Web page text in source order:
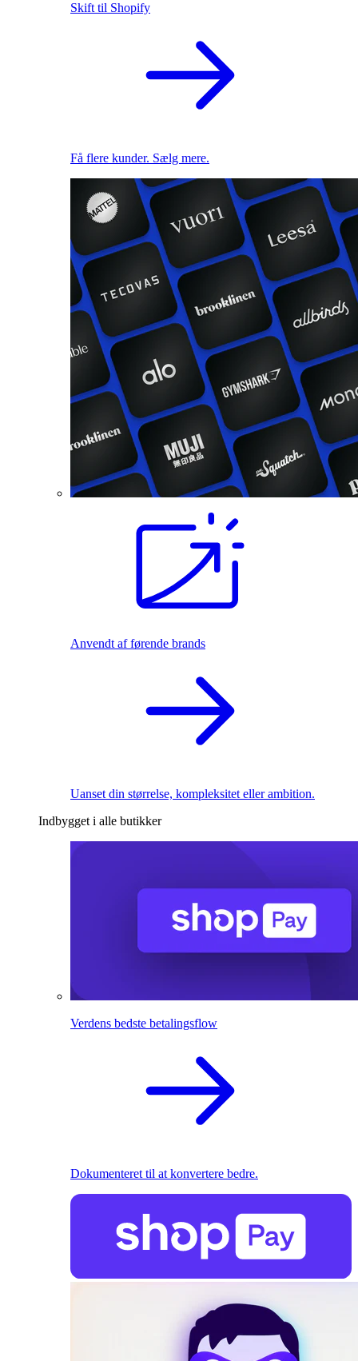
Skift til Shopify
Få flere kunder. Sælg mere.
Anvendt af førende brands
Uanset din størrelse, kompleksitet eller ambition.
Indbygget i alle butikker
Verdens bedste betalingsflow
Dokumenteret til at konvertere bedre.